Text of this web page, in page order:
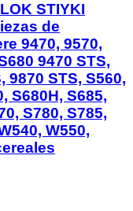
STIYKI
de
9470, 9570,
9470 STS,
9870 STS, S560,
S680H, S685,
S780, S785,
W550,